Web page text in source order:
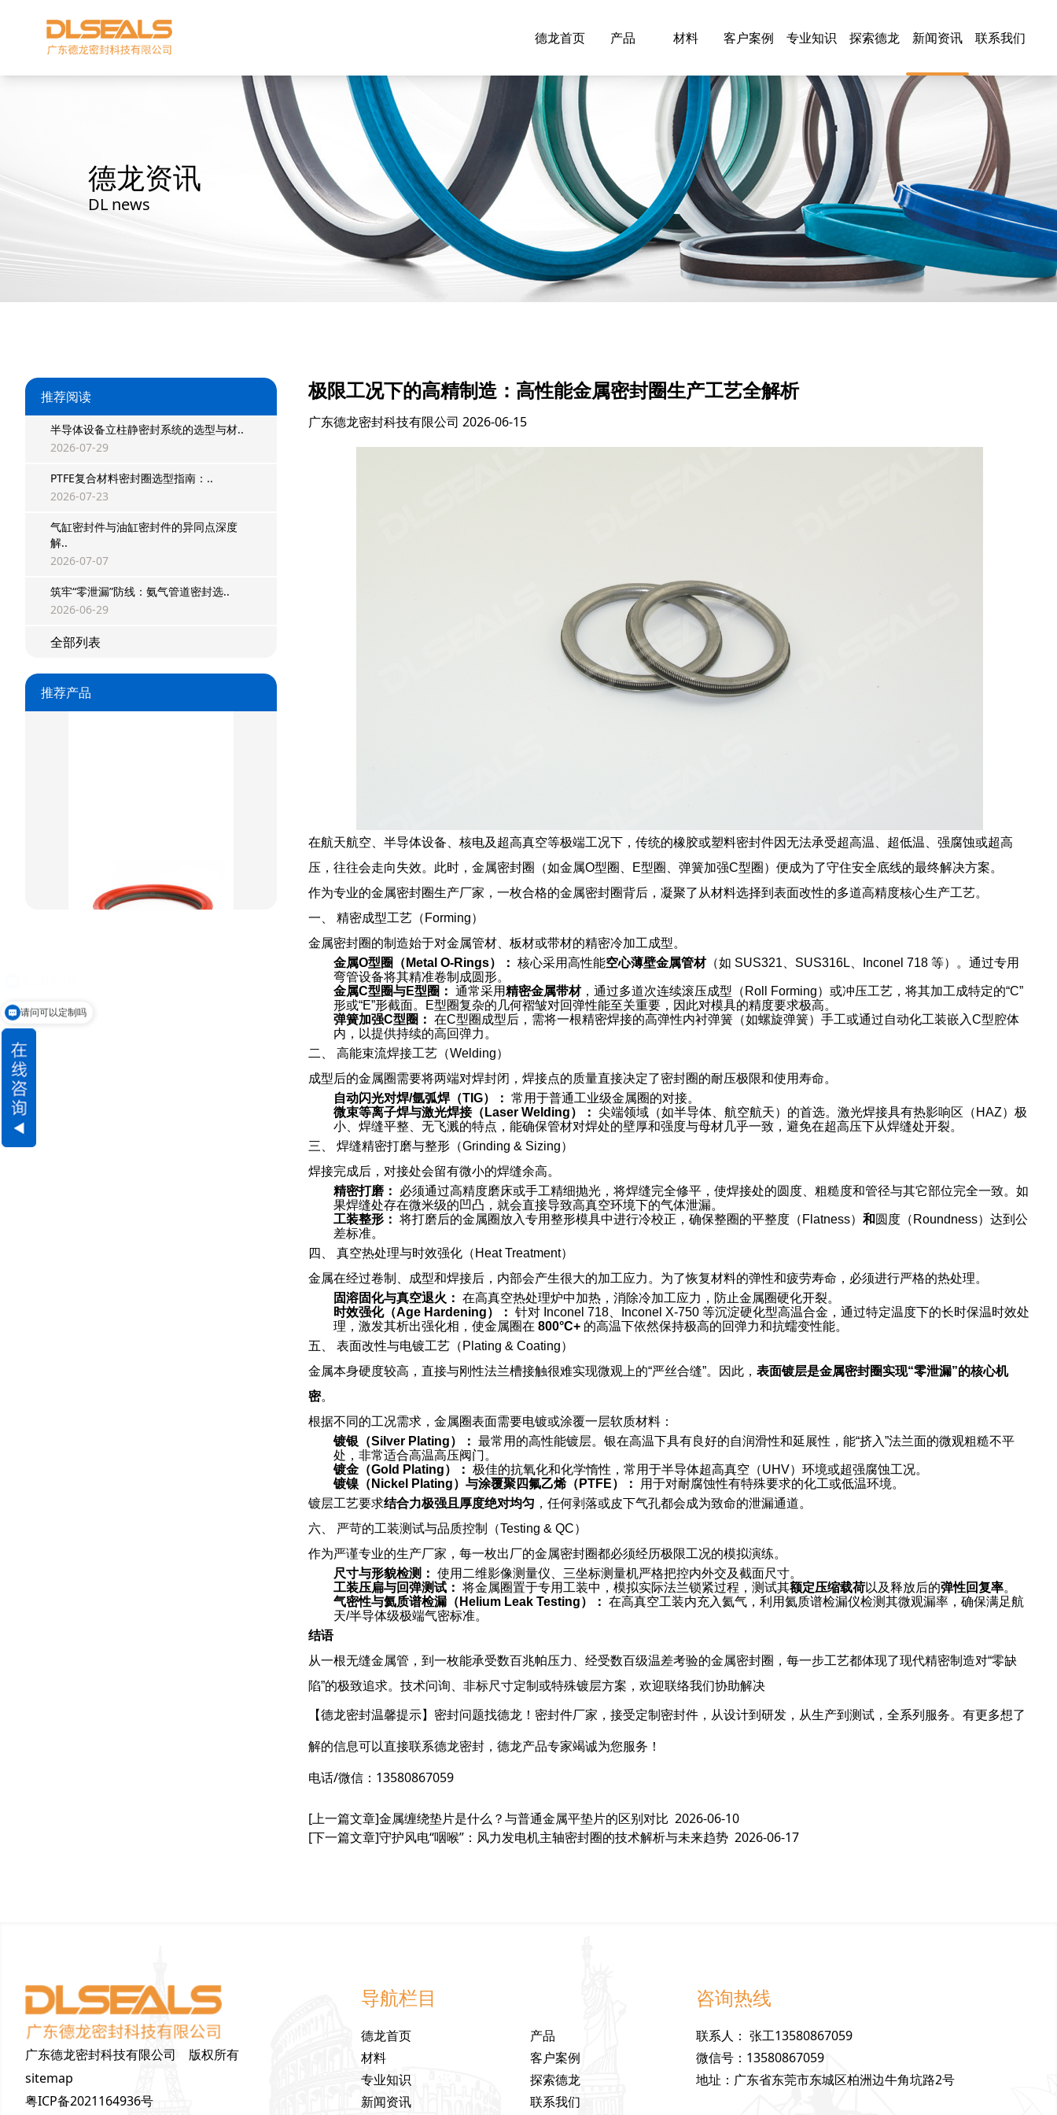
德龙首页 产品 材料 客户案例 专业知识 探索德龙 新闻资讯 联系我们
德龙资讯
DL news
推荐阅读
半导体设备立柱静密封系统的选型与材..
2026-07-29
PTFE复合材料密封圈选型指南：..
2026-07-23
气缸密封件与油缸密封件的异同点深度
解..
2026-07-07
筑牢“零泄漏”防线：氨气管道密封选..
2026-06-29
全部列表
推荐产品
双唇同轴密封
组合密封
星型双O组合
极限工况下的高精制造：高性能金属密封圈生产工艺全解析
广东德龙密封科技有限公司 2026-06-15
在航天航空、半导体设备、核电及超高真空等极端工况下，传统的橡胶或塑料密封件因无法承受超高温、超低温、强腐蚀或超高
压，往往会走向失效。此时，金属密封圈（如金属O型圈、E型圈、弹簧加强C型圈）便成为了守住安全底线的最终解决方案。
作为专业的金属密封圈生产厂家，一枚合格的金属密封圈背后，凝聚了从材料选择到表面改性的多道高精度核心生产工艺。
一、 精密成型工艺（Forming）
金属密封圈的制造始于对金属管材、板材或带材的精密冷加工成型。
金属O型圈（Metal O-Rings）： 核心采用高性能空心薄壁金属管材（如 SUS321、SUS316L、Inconel 718 等）。通过专用
弯管设备将其精准卷制成圆形。
金属C型圈与E型圈： 通常采用精密金属带材，通过多道次连续滚压成型（Roll Forming）或冲压工艺，将其加工成特定的“C”
形或“E”形截面。E型圈复杂的几何褶皱对回弹性能至关重要，因此对模具的精度要求极高。
弹簧加强C型圈： 在C型圈成型后，需将一根精密焊接的高弹性内衬弹簧（如螺旋弹簧）手工或通过自动化工装嵌入C型腔体
内，以提供持续的高回弹力。
二、 高能束流焊接工艺（Welding）
成型后的金属圈需要将两端对焊封闭，焊接点的质量直接决定了密封圈的耐压极限和使用寿命。
自动闪光对焊/氩弧焊（TIG）： 常用于普通工业级金属圈的对接。
微束等离子焊与激光焊接（Laser Welding）：
尖端领域（如半导体、航空航天）的首选。激光焊接具有热影响区（HAZ）极
小、焊缝平整、无飞溅的特点，能确保管材对焊处的壁厚和强度与母材几乎一致，避免在超高压下从焊缝处开裂。
三、 焊缝精密打磨与整形（Grinding & Sizing）
焊接完成后，对接处会留有微小的焊缝余高。
精密打磨：
必须通过高精度磨床或手工精细抛光，将焊缝完全修平，使焊接处的圆度、粗糙度和管径与其它部位完全一致。如
果焊缝处存在微米级的凹凸，就会直接导致高真空环境下的气体泄漏。
工装整形： 将打磨后的金属圈放入专用整形模具中进行冷校正，确保整圈的平整度（Flatness） 和 圆度（Roundness）达到公
差标准。
四、 真空热处理与时效强化（Heat Treatment）
金属在经过卷制、成型和焊接后，内部会产生很大的加工应力。为了恢复材料的弹性和疲劳寿命，必须进行严格的热处理。
固溶固化与真空退火： 在高真空热处理炉中加热，消除冷加工应力，防止金属圈硬化开裂。
时效强化（Age Hardening）： 针对 Inconel 718、Inconel X-750 等沉淀硬化型高温合金，通过特定温度下的长时保温时效处
理，激发其析出强化相，使金属圈在 800°C+的高温下依然保持极高的回弹力和抗蠕变性能。
五、 表面改性与电镀工艺（Plating & Coating）
金属本身硬度较高，直接与刚性法兰槽接触很难实现微观上的“严丝合缝”。因此， 表面镀层是金属密封圈实现“零泄漏”的核心机
密。
根据不同的工况需求，金属圈表面需要电镀或涂覆一层软质材料：
镀银（Silver Plating）： 最常用的高性能镀层。银在高温下具有良好的自润滑性和延展性，能“挤入”法兰面的微观粗糙不平
处，非常适合高温高压阀门。
镀金（Gold Plating）： 极佳的抗氧化和化学惰性，常用于半导体超高真空（UHV）环境或超强腐蚀工况。
镀镍（Nickel Plating）与涂覆聚四氟乙烯（PTFE）：
用于对耐腐蚀性有特殊要求的化工或低温环境。
镀层工艺要求结合力极强且厚度绝对均匀 ，任何剥落或皮下气孔都会成为致命的泄漏通道。
六、 严苛的工装测试与品质控制（Testing & QC）
作为严谨专业的生产厂家，每一枚出厂的金属密封圈都必须经历极限工况的模拟演练。
尺寸与形貌检测： 使用二维影像测量仪、三坐标测量机严格把控内外交及截面尺寸。
工装压扁与回弹测试： 将金属圈置于专用工装中，模拟实际法兰锁紧过程，测试其额定压缩载荷以及释放后的弹性回复率。
气密性与氦质谱检漏（Helium Leak Testing）： 在高真空工装内充入氦气，利用氦质谱检漏仪检测其微观漏率，确保满足航
天/半导体级极端气密标准。
结语
从一根无缝金属管，到一枚能承受数百兆帕压力、经受数百级温差考验的金属密封圈，每一步工艺都体现了现代精密制造对“零缺
陷”的极致追求。技术问询、非标尺寸定制或特殊镀层方案，欢迎联络我们协助解决
【德龙密封温馨提示】密封问题找德龙！密封件厂家，接受定制密封件，从设计到研发，从生产到测试，全系列服务。有更多想了
解的信息可以直接联系德龙密封，德龙产品专家竭诚为您服务！
电话/微信：13580867059
[上一篇文章]金属缠绕垫片是什么？与普通金属平垫片的区别对比 2026-06-10
[下一篇文章]守护风电“咽喉”：风力发电机主轴密封圈的技术解析与未来趋势 2026-06-17
广东德龙密封科技有限公司 版权所有
sitemap
粤ICP备2021164936号
导航栏目
德龙首页
产品
材料
客户案例
专业知识
探索德龙
新闻资讯
联系我们
咨询热线
联系人 ：张工13580867059
微信号 ： 13580867059
地址 ： 广东省东莞市东城区柏洲边牛角坑路2号
请问可以定制吗